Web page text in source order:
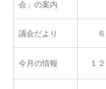
会」の案内
議会だより ６
今月の情報 １２